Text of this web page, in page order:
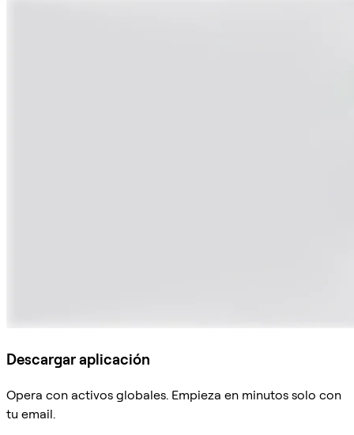
Descargar aplicación
Opera con activos globales. Empieza en minutos solo con
tu email.